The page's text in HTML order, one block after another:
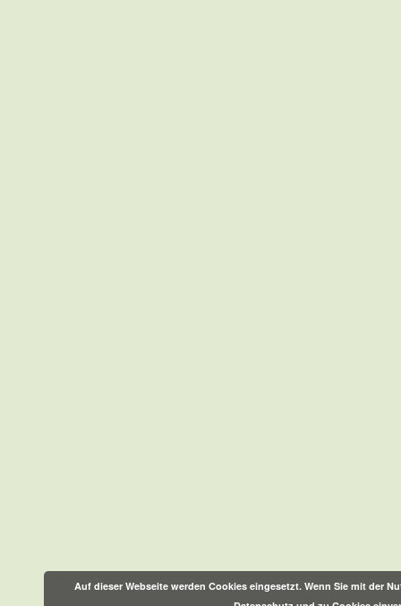
Auf dieser Webseite werden Cookies eingesetzt. Wenn Sie mit der